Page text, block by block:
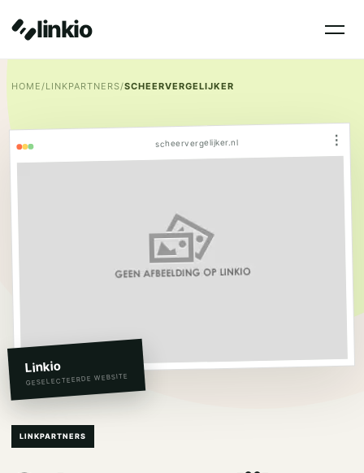
linkio
HOME/LINKPARTNERS/SCHEERVERGELIJKER
scheervergelijker.nl ⋮
Linkio
GESELECTEERDE WEBSITE
LINKPARTNERS